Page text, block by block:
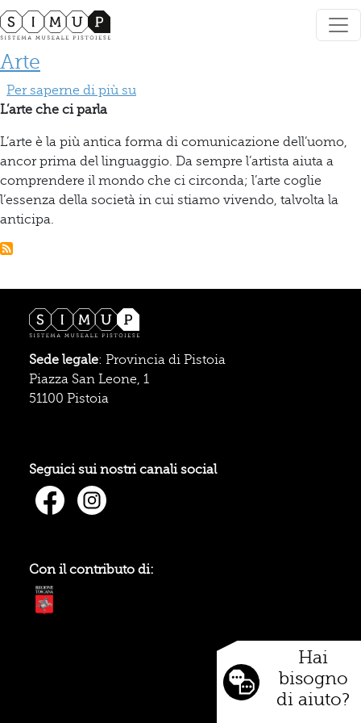
Salta al contenuto principale
Arte
Per saperne di più su
L’arte che ci parla
L’arte è la più antica forma di comunicazione dell’uomo,
ancor prima del linguaggio. Da sempre l’artista aiuta a
comprendere il mondo che ci circonda; l’arte coglie
l’essenza della società in cui stiamo vivendo, talvolta la
anticipa.
Sede legale: Provincia di Pistoia
Piazza San Leone, 1
51100 Pistoia
Seguici sui nostri canali social
Con il contributo di:
Hai
bisogno
di aiuto?